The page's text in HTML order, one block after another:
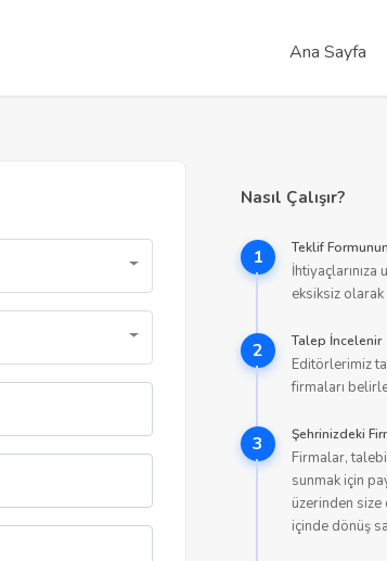
Ana Sayfa
Nasıl Çalışır?
1 Teklif
eksiksiz
2 Talep İncelenir
Editörlerimiz
firmaları
3 Şehrinizdeki
Firmalar,
sunmak için
üzerinden
içinde dönüş